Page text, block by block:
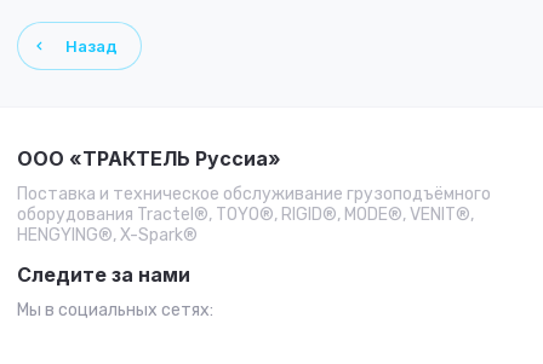
Назад
ООО «ТРАКТЕЛЬ Руссиа»
Поставка и техническое обслуживание грузоподъёмного
оборудования Tractel®, TOYO®, RIGID®, MODE®, VENIT®,
HENGYING®, X-Spark®
Следите за нами
Мы в социальных сетях: